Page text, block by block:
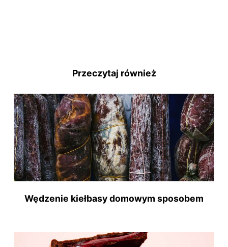
Przeczytaj również
Wędzenie kiełbasy domowym sposobem